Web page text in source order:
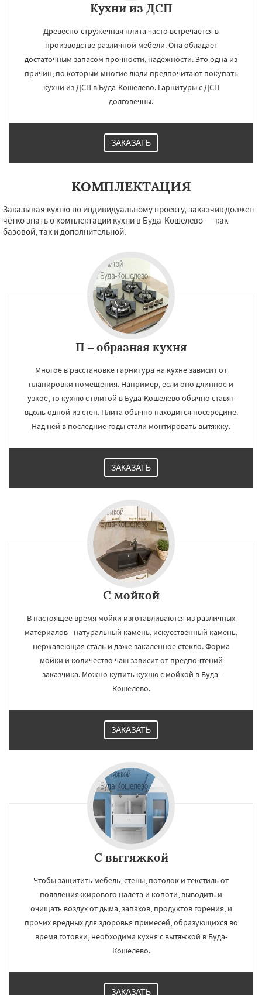
Кухни из ДСП
Древесно-стружечная плита часто встречается в
производстве различной мебели. Она обладает
достаточным запасом прочности, надёжности. Это одна из
причин, по которым многие люди предпочитают покупать
кухни из ДСП в Буда-Кошелево. Гарнитуры с ДСП
долговечны.
ЗАКАЗАТЬ
КОМПЛЕКТАЦИЯ
Заказывая кухню по индивидуальному проекту, заказчик должен
чётко знать о комплектации кухни в Буда-Кошелево — как
базовой, так и дополнительной.
П – образная кухня
Многое в расстановке гарнитура на кухне зависит от
планировки помещения. Например, если оно длинное и
узкое, то кухню с плитой в Буда-Кошелево обычно ставят
вдоль одной из стен. Плита обычно находится посередине.
Над ней в последние годы стали монтировать вытяжку.
ЗАКАЗАТЬ
С мойкой
В настоящее время мойки изготавливаются из различных
материалов - натуральный камень, искусственный камень,
нержавеющая сталь и даже закалённое стекло. Форма
мойки и количество чаш зависит от предпочтений
заказчика. Можно купить кухню с мойкой в Буда-
Кошелево.
ЗАКАЗАТЬ
С вытяжкой
Чтобы защитить мебель, стены, потолок и текстиль от
появления жирового налета и копоти, выводить и
очищать воздух от дыма, запахов, продуктов горения, и
прочих вредных для здоровья примесей, образующихся во
время готовки, необходима кухня с вытяжкой в Буда-
Кошелево.
ЗАКАЗАТЬ